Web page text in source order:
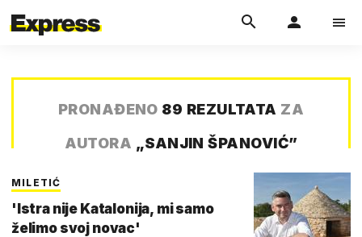
PRONAĐENO 89 REZULTATA ZA
AUTORA „SANJIN ŠPANOVIĆ”
MILETIĆ
'Istra nije Katalonija, mi samo
želimo svoj novac'